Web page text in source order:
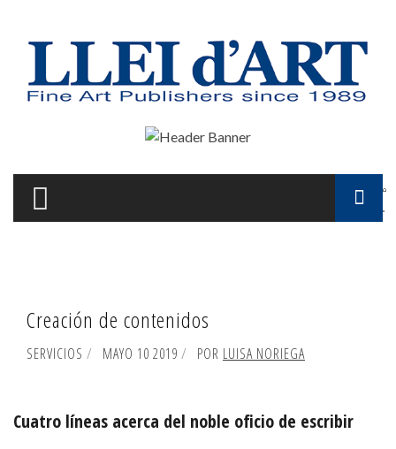
Creación de contenidos
SERVICIOS MAYO 10 2019 POR LUISA NORIEGA
Cuatro líneas acerca del noble oficio de escribir